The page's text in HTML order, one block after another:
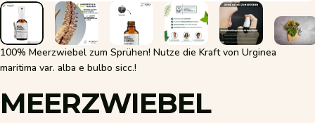
100% Meerzwiebel zum Sprühen! Nutze die Kraft von Urginea
maritima var. alba e bulbo sicc.!
MEERZWIEBEL